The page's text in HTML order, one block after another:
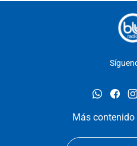
Más contenido